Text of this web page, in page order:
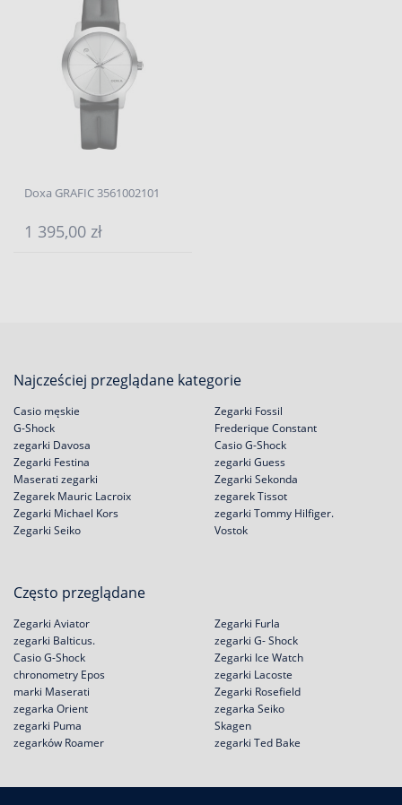
Doxa GRAFIC 3561002101
1 395,00 zł
Najcześciej przeglądane kategorie
Casio męskie
G-Shock
zegarki Davosa
Zegarki Festina
Zegarki Fossil
Frederique Constant
Casio G-Shock
zegarki Guess
Maserati zegarki
Zegarek Mauric Lacroix
Zegarki Michael Kors
Zegarki Seiko
Zegarki Sekonda
zegarek Tissot
zegarki Tommy Hilfiger.
Vostok
Często przeglądane
Zegarki Aviator
zegarki Balticus.
Casio G-Shock
chronometry Epos
Zegarki Furla
zegarki G- Shock
Zegarki Ice Watch
zegarki Lacoste
marki Maserati
zegarka Orient
zegarki Puma
zegarków Roamer
Zegarki Rosefield
zegarka Seiko
Skagen
zegarki Ted Bake